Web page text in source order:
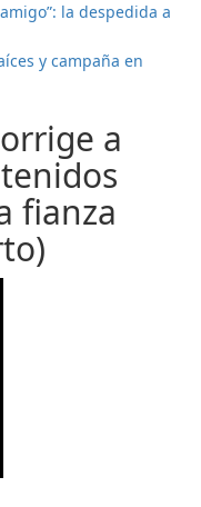
la despedida a
y campaña en
a
fianza